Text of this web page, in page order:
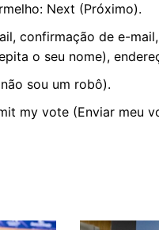
Next (Próximo).
confirmação de e-
o seu nome),
sou um robô).
my vote (Enviar meu